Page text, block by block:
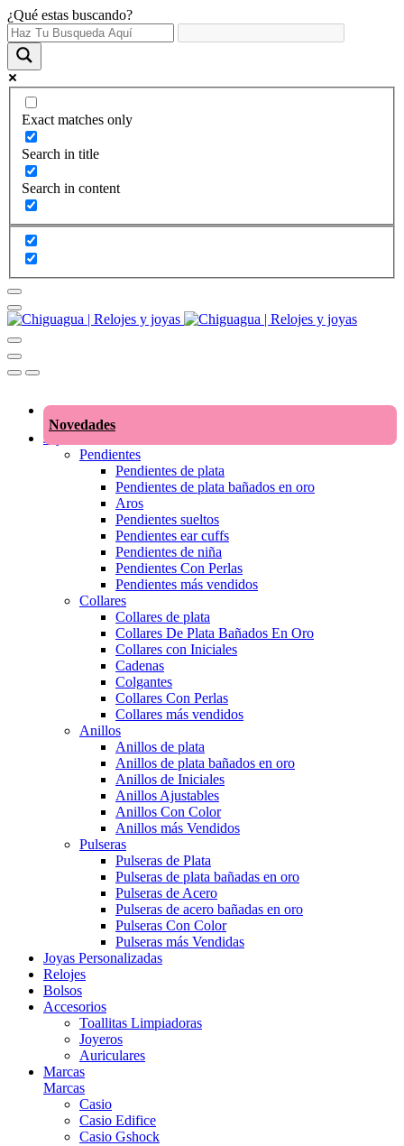
¿Qué estas buscando?
Exact matches only
Search in title
Search in content
Novedades
Joyas
Pendientes
Pendientes de plata
Pendientes de plata bañados en oro
Aros
Pendientes sueltos
Pendientes ear cuffs
Pendientes de niña
Pendientes Con Perlas
Pendientes más vendidos
Collares
Collares de plata
Collares De Plata Bañados En Oro
Collares con Iniciales
Cadenas
Colgantes
Collares Con Perlas
Collares más vendidos
Anillos
Anillos de plata
Anillos de plata bañados en oro
Anillos de Iniciales
Anillos Ajustables
Anillos Con Color
Anillos más Vendidos
Pulseras
Pulseras de Plata
Pulseras de plata bañadas en oro
Pulseras de Acero
Pulseras de acero bañadas en oro
Pulseras Con Color
Pulseras más Vendidas
Joyas Personalizadas
Relojes
Bolsos
Accesorios
Toallitas Limpiadoras
Joyeros
Auriculares
Marcas
Marcas
Casio
Casio Edifice
Casio Gshock